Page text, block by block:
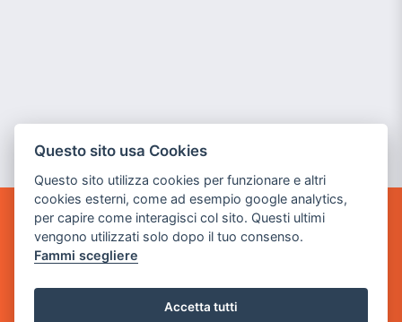
GAME WARP
BY POWER GAME SRL
Sede Legale
via Villaggio dei Platani, 3
Questo sito usa Cookies
Questo sito utilizza cookies per funzionare e altri
cookies esterni, come ad esempio google analytics,
per capire come interagisci col sito. Questi ultimi
vengono utilizzati solo dopo il tuo consenso.
Fammi scegliere
Accetta tutti